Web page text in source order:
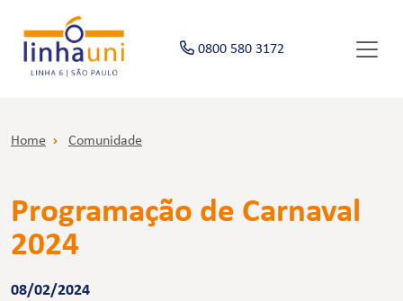
0800 580 3172
Home Comunidade
Programação de Carnaval
2024
08/02/2024